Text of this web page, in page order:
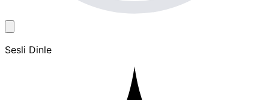
Sesli Dinle